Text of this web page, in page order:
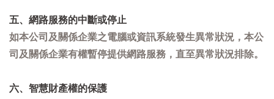
五、網路服務的中斷或停止
如本公司及關係企業之電腦或資訊系統發生異常狀況，本公
司及關係企業有權暫停提供網路服務，直至異常狀況排除。
六、智慧財產權的保護